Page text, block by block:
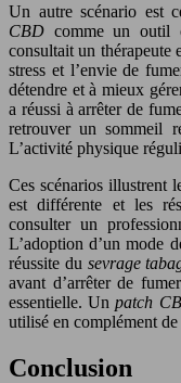
Un autre scénario est
CBD comme un outil
consultait un thérapeute
stress et l’envie de
détendre et à mieux
a réussi à arrêter de
retrouver un sommeil
L’activité physique
Ces scénarios illustrent
est différente et les
consulter un
L’adoption d’un mode
réussite du sevrage
avant d’arrêter de
essentielle. Unpatch
utilisé en complément de
Conclusion